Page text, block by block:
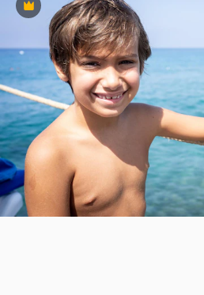
Premium